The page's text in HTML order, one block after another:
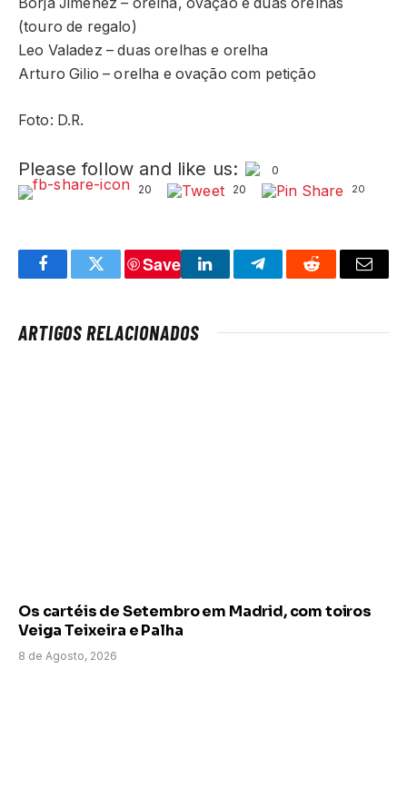
Borja Jiménez – orelha, ovação e duas orelhas
(touro de regalo)
Leo Valadez – duas orelhas e orelha
Arturo Gilio – orelha e ovação com petição
Foto: D.R.
Please follow and like us:
0
20
20 20
FacebookTwitter
Save
LinkedInTelegramReddit Email
ARTIGOS RELACIONADOS
Os cartéis de Setembro em Madrid, com toiros
Veiga Teixeira e Palha
8 de Agosto, 2026